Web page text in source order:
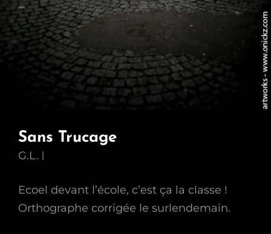
Sans Trucage
G.L.
Ecoel devant l’école, c’est ça la classe !
Orthographe corrigée le surlendemain.